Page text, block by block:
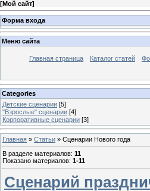
[Мой сайт]
Форма входа
Меню сайта
Главная страница Каталог статей
Categories
Детские сценарии [5]
"Взрослые" сценарии [4]
Корпоративные сценарии [3]
Главная » Статьи » Сценарии Нового года
В разделе материалов: 11
Показано материалов: 1-11
Сценарий